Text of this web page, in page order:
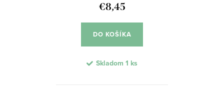
€8,45
DO KOŠÍKA
Skladom 1 ks